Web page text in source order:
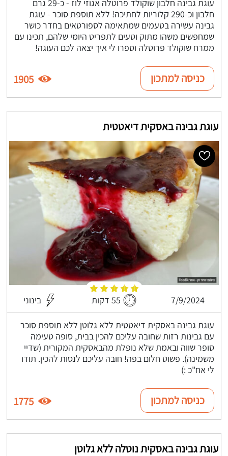
עוגת גבינה חלבון שוקולד פרוטלה אגוזי לוז - כ-29 גרם
חלבון וכ-290 קלוריות לחתיכה! ללא תוספת סוכר - עוגת
גבינה עשירה בטעמים שמתאימה לספורטאים בחדר כושר
שמחפשים משהו מתוק וטעים לתפריט היומי שלהם, תכינו עם
ממרח שוקולד פרוטלה וספרו לי איך יצאה לכם העוגה!
כניסה למתכון 1905
עוגת גבינה באסקית דיאטטית
7/9/2024 55 דקות בינוני
עוגת גבינה באסקית דיאטטית ללא גלוטן ללא תוספת סוכר
עם גבינות רזות שחובה עליכם להכין בבית, סופה טעימה
סופר שווה ובאמת שלא נופלת מהבאסקית המקורית (שדיי
משמינה). פשוט חלום בפה! חובה עליכם לנסות להכין. תודו
לי אח"כ :)
כניסה למתכון 1775
עוגת גבינה באסקית נוטלה ללא גלוטן